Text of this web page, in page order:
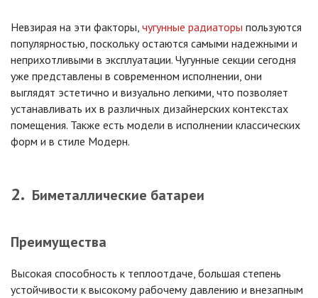
Невзирая на эти факторы, чугунные радиаторы пользуются
популярностью, поскольку остаются самыми надежными и
неприхотливыми в эксплуатации. Чугунные секции сегодня
уже представлены в современном исполнении, они
выглядят эстетично и визуально легкими, что позволяет
устанавливать их в различных дизайнерских контекстах
помещения. Также есть модели в исполнении классических
форм и в стиле Модерн.
Биметаллические батареи
Преимущества
Высокая способность к теплоотдаче, большая степень
устойчивости к высокому рабочему давлению и внезапным